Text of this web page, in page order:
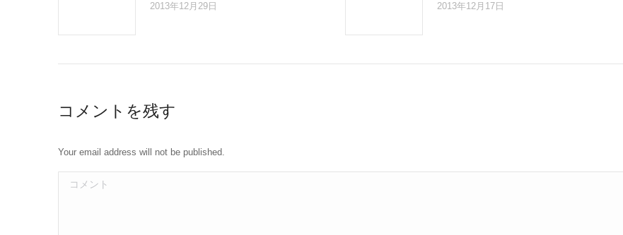
2013年12月29日 2013年12月17日
コメントを残す
Your email address will not be published.
コメント